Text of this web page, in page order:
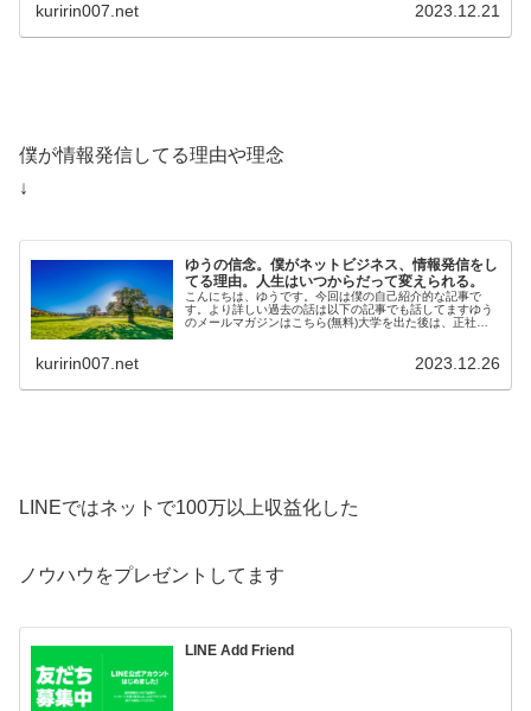
kuririn007.net 2023.12.21
僕が情報発信してる理由や理念
↓
ゆうの信念。僕がネットビジネス、情報発信をし
てる理由。人生はいつからだって変えられる。
こんにちは、ゆうです。今回は僕の自己紹介的な記事で
す。より詳しい過去の話は以下の記事でも話してますゆう
のメールマガジンはこちら(無料)大学を出た後は、正社員
kuririn007.net 2023.12.26
LINEではネットで100万以上収益化した
ノウハウをプレゼントしてます
LINE Add Friend